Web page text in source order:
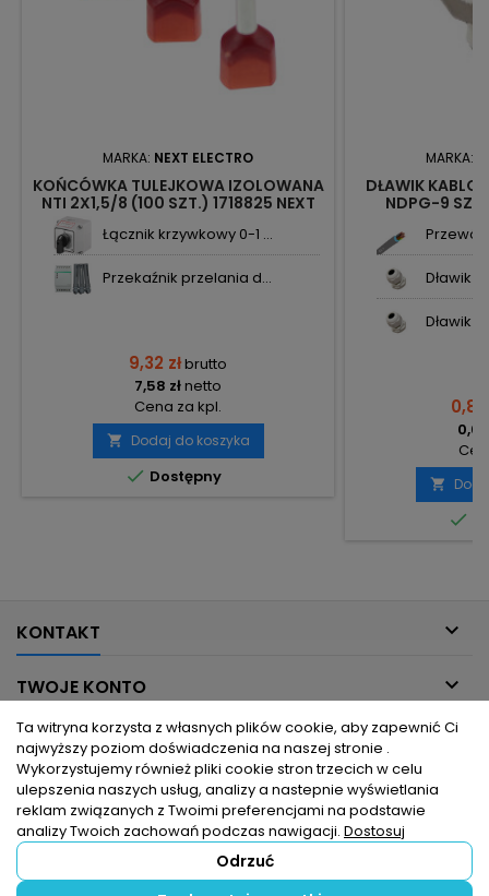
MARKA: NEXT ELECTRO
KOŃCÓWKA TULEJKOWA IZOLOWANA
NTI 2X1,5/8 (100 SZT.) 1718825 NEXT
Łącznik krzywkowy 0-1 ...
Przekaźnik przelania d...
9,32 złbrutto
7,58 złnetto
Cena za kpl.
 Dodaj do koszyka
 Dostępny
MARKA:
DŁAWIK
NDPG-9
Przewód
Dławik
Dławik
0,84


KONTAKT 
TWOJE KONTO 
INFORMACJE DLA CIEBIE 
PRODUKTY
Ta witryna korzysta z własnych plików cookie, aby zapewnić Ci
najwyższy poziom doświadczenia na naszej stronie .
Wykorzystujemy również pliki cookie stron trzecich w celu
ulepszenia naszych usług, analizy a nastepnie wyświetlania
reklam związanych z Twoimi preferencjami na podstawie
analizy Twoich zachowań podczas nawigacji. Dostosuj
Odrzuć